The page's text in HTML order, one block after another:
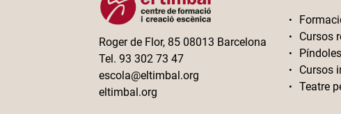
Roger de Flor, 85 08013 Barcelona
Tel. 93 302 73 47
escola@eltimbal.org
eltimbal.org
Cursos
Cursos
Teatre